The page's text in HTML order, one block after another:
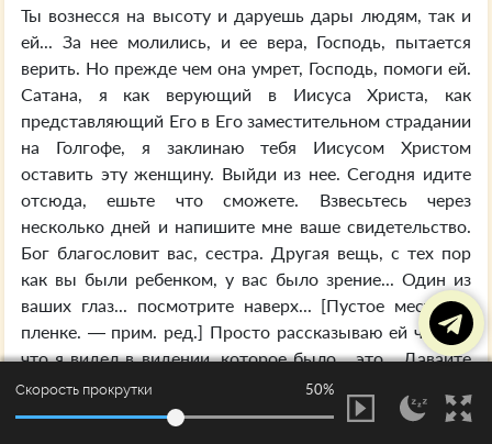
Ты вознесся на высоту и даруешь дары людям, так и
ей... За нее молились, и ее вера, Господь, пытается
верить. Но прежде чем она умрет, Господь, помоги ей.
Сатана, я как верующий в Иисуса Христа, как
представляющий Его в Его заместительном страдании
на Голгофе, я заклинаю тебя Иисусом Христом
оставить эту женщину. Выйди из нее. Сегодня идите
отсюда, ешьте что сможете. Взвесьтесь через
несколько дней и напишите мне ваше свидетельство.
Бог благословит вас, сестра. Другая вещь, с тех пор
как вы были ребенком, у вас было зрение... Один из
ваших глаз... посмотрите наверх... [Пустое место на
пленке. — прим. ред.] Просто рассказываю ей что-то,
что я видел в видении, которое было... это... Давайте
скажем: «Хвала Господу.» [Собрание говорит: «Хвала
Господу». — прим. ред.] Все хорошо, приведите леди.
Скорость прокрутки 50%